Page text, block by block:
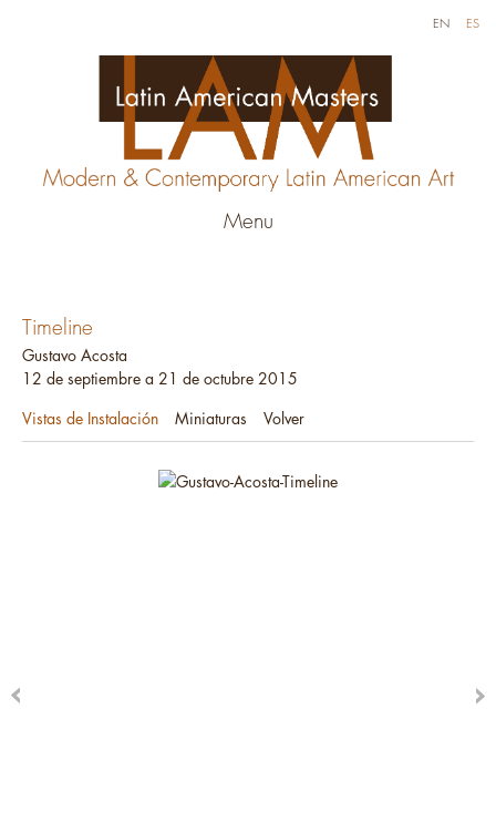
EN ES
Menu
Timeline
Gustavo Acosta
12 de septiembre a 21 de octubre 2015
Vistas de Instalación
Miniaturas Volver